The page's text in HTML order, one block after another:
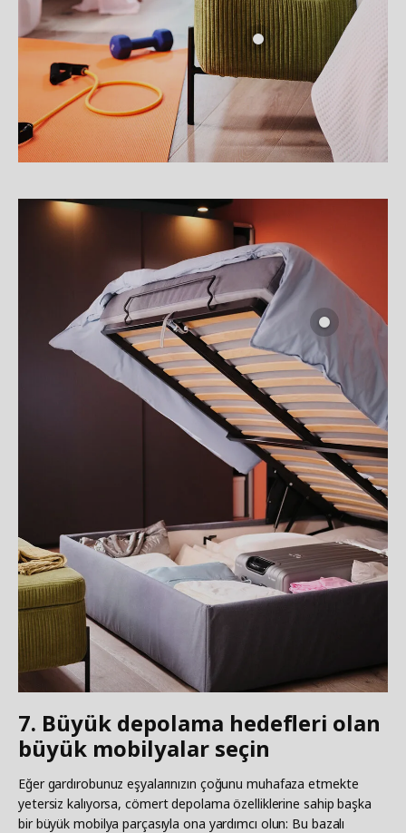
7. Büyük depolama hedefleri olan
büyük mobilyalar seçin
Eğer gardırobunuz eşyalarınızın çoğunu muhafaza etmekte
yetersiz kalıyorsa, cömert depolama özelliklerine sahip başka
bir büyük mobilya parçasıyla ona yardımcı olun: Bu bazalı